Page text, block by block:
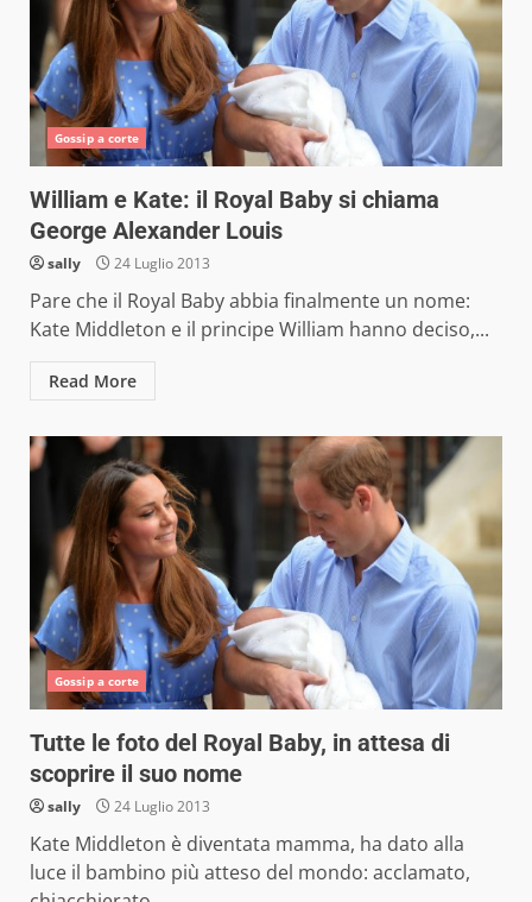
Gossip a corte
William e Kate: il Royal Baby si chiama
George Alexander Louis
sally 24 Luglio 2013
Pare che il Royal Baby abbia finalmente un nome:
Kate Middleton e il principe William hanno deciso,...
Read More
Gossip a corte
Tutte le foto del Royal Baby, in attesa di
scoprire il suo nome
sally 24 Luglio 2013
Kate Middleton è diventata mamma, ha dato alla
luce il bambino più atteso del mondo: acclamato,